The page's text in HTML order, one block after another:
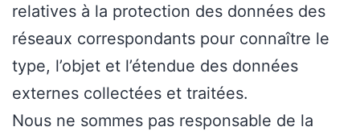
relatives à la protection des données des
réseaux correspondants pour connaître le
type, l’objet et l’étendue des données
externes collectées et traitées.
Nous ne sommes pas responsable de la